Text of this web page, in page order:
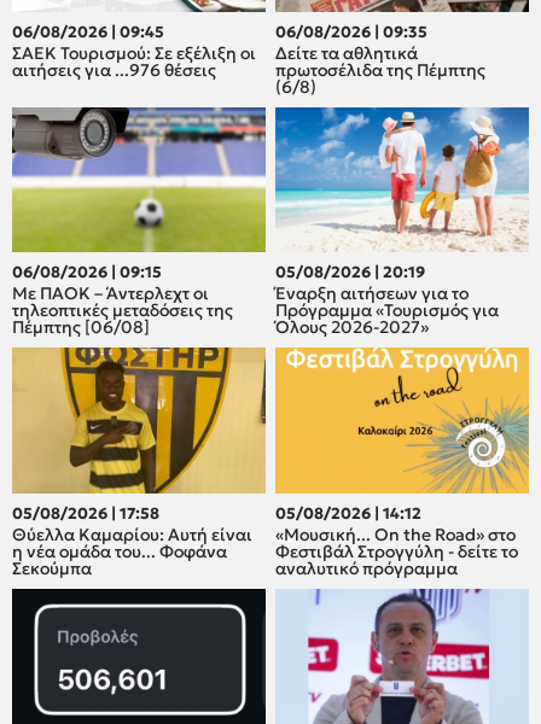
06/08/2026 | 09:45
ΣΑΕΚ Τουρισμού: Σε εξέλιξη οι
αιτήσεις για ...976 θέσεις
06/08/2026 | 09:35
Δείτε τα αθλητικά
πρωτοσέλιδα της Πέμπτης
(6/8)
06/08/2026 | 09:15
Με ΠΑΟΚ – Άντερλεχτ οι
τηλεοπτικές μεταδόσεις της
Πέμπτης [06/08]
05/08/2026 | 20:19
Έναρξη αιτήσεων για το
Πρόγραμμα «Τουρισμός για
Όλους 2026-2027»
05/08/2026 | 17:58
Θύελλα Καμαρίου: Αυτή είναι
η νέα ομάδα του... Φοφάνα
Σεκούμπα
05/08/2026 | 14:12
«Μουσική... On the Road» στο
Φεστιβάλ Στρογγύλη - δείτε το
αναλυτικό πρόγραμμα